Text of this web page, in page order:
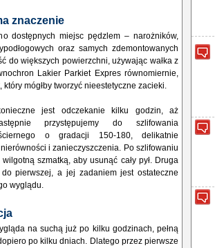
znaczenie
dostępnych miejsc pędzlem – narożników,
oraz samych zdemontowanych
do większych powierzchni, używając wałka z
Lakier Parkiet Expres równomiernie,
mógłby tworzyć nieestetyczne zacieki.
jest odczekanie kilku godzin, aż
przystępujemy do szlifowania
o gradacji 150-180, delikatnie
i zanieczyszczenia. Po szlifowaniu
szmatką, aby usunąć cały pył. Druga
pierwszej, a jej zadaniem jest ostateczne
wyglądu.
na suchą już po kilku godzinach, pełną
po kilku dniach. Dlatego przez pierwsze